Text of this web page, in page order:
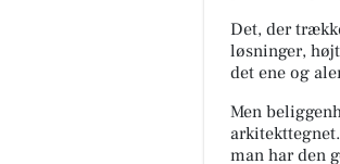
Det, der
løsninger,
det ene og
Men
man har den